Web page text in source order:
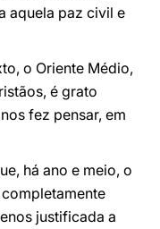
aquela paz civil e
o Oriente Médio,
é grato
fez pensar, em
há ano e meio, o
justificada a